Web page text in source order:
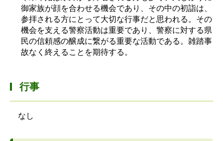
御家族が顔を合わせる機会であり、その中の初詣は、
参拝される方にとって大切な行事だと思われる。その
機会を支える警察活動は重要であり、警察に対する県
民の信頼感の醸成に繋がる重要な活動である。雑踏事
故なく終えることを期待する。
行事
なし